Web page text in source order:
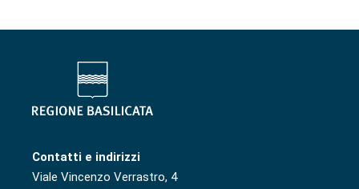
Contatti e indirizzi
Viale Vincenzo Verrastro, 4